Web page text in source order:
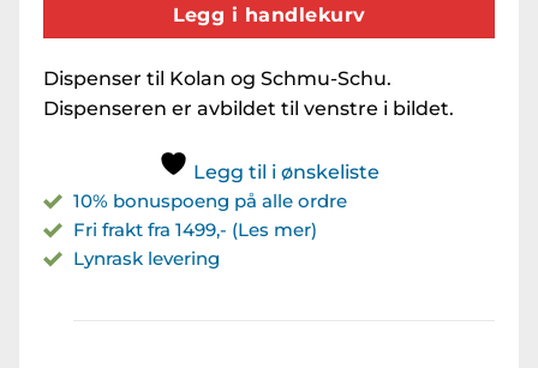
Legg i handlekurv
Dispenser til Kolan og Schmu-Schu.
Dispenseren er avbildet til venstre i bildet.
Legg til i ønskeliste
10% bonuspoeng på alle ordre
Fri frakt fra 1499,- (Les mer)
Lynrask levering